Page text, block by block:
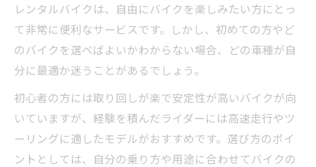
レンタルバイクは、自由にバイクを楽しみたい方にとっ
て非常に便利なサービスです。しかし、初めての方やど
のバイクを選べばよいかわからない場合、どの車種が自
分に最適か迷うことがあるでしょう。
初心者の方には取り回しが楽で安定性が高いバイクが向
いていますが、経験を積んだライダーには高速走行やツ
ーリングに適したモデルがおすすめです。選び方のポイ
ントとしては、自分の乗り方や用途に合わせてバイクの